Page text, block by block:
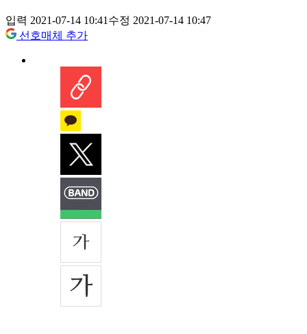
입력 2021-07-14 10:41수정 2021-07-14 10:47
선호매체 추가